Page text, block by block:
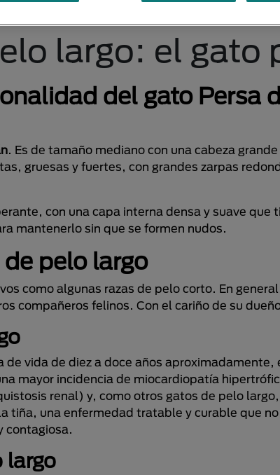
largo: el gato
del gato Persa
. Es de tamaño mediano con una cabeza
gruesas y fuertes, con grandes zarpas
con una capa interna densa y suave que
mantenerlo sin que se formen nudos.
pelo largo
como algunas razas de pelo corto. En
compañeros felinos. Con el cariño de su
vida de diez a doce años aproximadamente,
mayor incidencia de miocardiopatía
renal) y, como otros gatos de pelo
tiña, una enfermedad tratable y curable que
contagiosa.
largo